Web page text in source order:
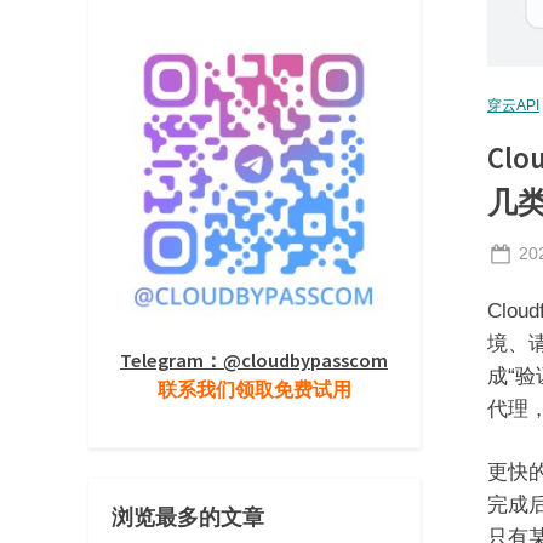
穿云API
几
境、
成“
代理
更快
完成
只有
Telegram：@cloudbypasscom
联系我们领取免费试用
浏览最多的文章